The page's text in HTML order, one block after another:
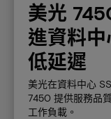
美光
進資料
低延遲
美光在資料中心
7450 提供服務品
工作負載。